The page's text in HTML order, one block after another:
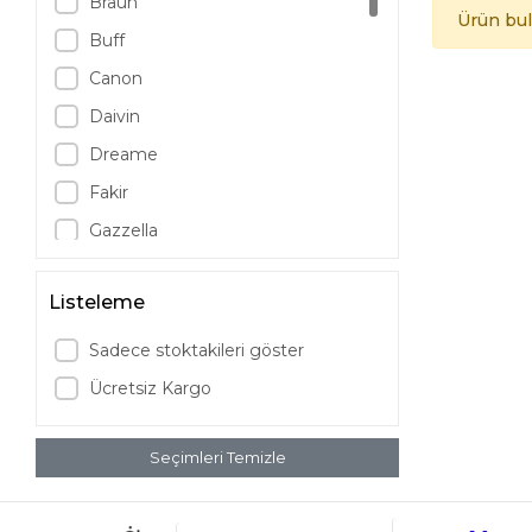
Buff
Canon
Daivin
Dreame
Fakir
Gazzella
JBL
LG
Logitech
Marshall
Listeleme
Sadece stoktakileri göster
Ücretsiz Kargo
Seçimleri Temizle
Ürün